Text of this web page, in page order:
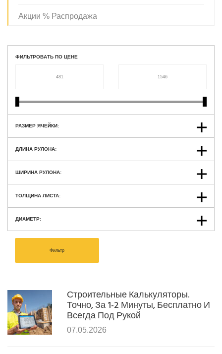
Акции % Распродажа
ФИЛЬТРОВАТЬ ПО ЦЕНЕ
РАЗМЕР ЯЧЕЙКИ:
ДЛИНА РУЛОНА:
ШИРИНА РУЛОНА:
ТОЛЩИНА ЛИСТА:
ДИАМЕТР:
Фильтр
Строительные Калькуляторы.
Точно, За 1-2 Минуты, Бесплатно И
Всегда Под Рукой
07.05.2026